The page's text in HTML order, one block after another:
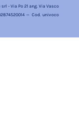
- Via Po 21 ang. Via Vasco
— Cod. univoco